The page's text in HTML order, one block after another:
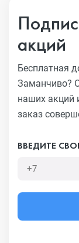
акций
Бесплатная
Заманчиво?
наших акций
заказ
ВВЕДИТЕ